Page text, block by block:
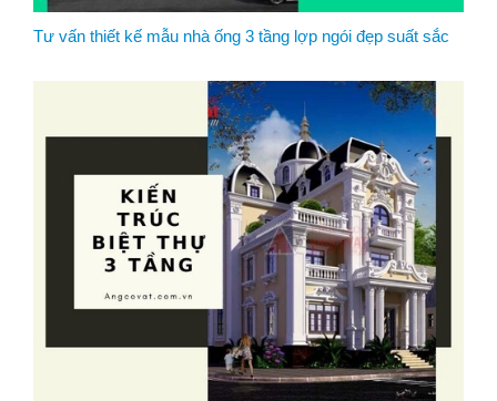
Tư vấn thiết kế mẫu nhà ống 3 tầng lợp ngói đẹp suất sắc